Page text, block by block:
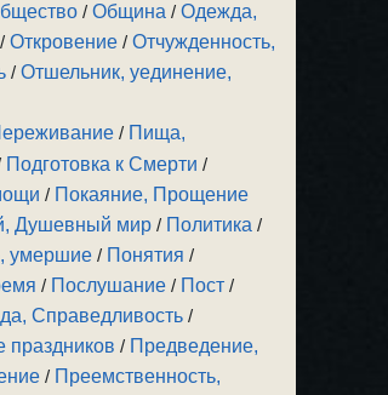
/Община /Одежда,
/Откровение /Отчужденность,
/Отшельник, уединение,
/ Пища,
Подготовка к Смерти /
/ Покаяние, Прощение
Душевный мир / Политика /
умершие / Понятия /
/ Послушание / Пост /
Справедливость /
праздников / Предведение,
/ Преемственность,